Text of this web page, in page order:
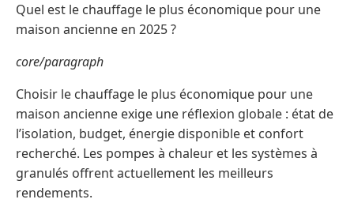
Quel est le chauffage le plus économique pour une
maison ancienne en 2025 ?
core/paragraph
Choisir le chauffage le plus économique pour une
maison ancienne exige une réflexion globale : état de
l’isolation, budget, énergie disponible et confort
recherché. Les pompes à chaleur et les systèmes à
granulés offrent actuellement les meilleurs
rendements.